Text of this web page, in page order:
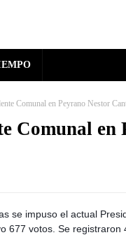
Comunal en Peyrano Nestor
Comunal en
se impuso el actual
677 votos. Se